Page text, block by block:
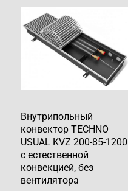
Внутрипольный
конвектор TECHNO
USUAL KVZ 200-85-1200
с естественной
конвекцией, без
вентилятора